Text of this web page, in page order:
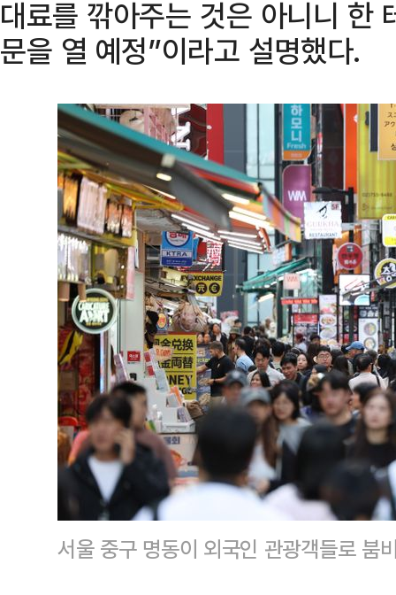
대료를 깎아주는 것은 아니니 한
문을 열 예정”이라고 설명했다.
서울 중구 명동이 외국인 관광객들로